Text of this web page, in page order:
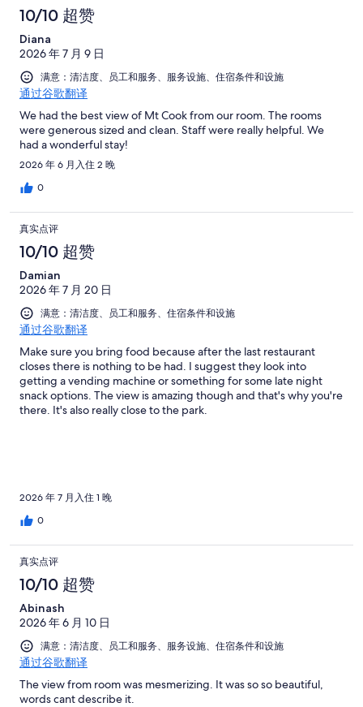
10/10 超赞
Diana
2026 年 7 月 9 日
满意：清洁度、员工和服务、服务设施、住宿条件和设施
通过谷歌翻译
We had the best view of Mt Cook from our room. The rooms
were generous sized and clean. Staff were really helpful. We
had a wonderful stay!
2026 年 6 月入住 2 晚
0
真实点评
10/10 超赞
Damian
2026 年 7 月 20 日
满意：清洁度、员工和服务、住宿条件和设施
通过谷歌翻译
Make sure you bring food because after the last restaurant
closes there is nothing to be had. I suggest they look into
getting a vending machine or something for some late night
snack options. The view is amazing though and that's why you're
there. It's also really close to the park.
2026 年 7 月入住 1 晚
0
真实点评
10/10 超赞
Abinash
2026 年 6 月 10 日
满意：清洁度、员工和服务、服务设施、住宿条件和设施
通过谷歌翻译
The view from room was mesmerizing. It was so so beautiful,
words cant describe it.